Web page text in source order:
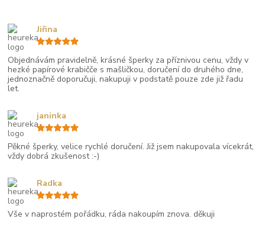
Objednávám pravidelně, krásné šperky za příznivou cenu, vždy v
hezké papírové krabičče s mašličkou, doručení do druhého dne,
jednoznačně doporučuji, nakupuji v podstatě pouze zde již řadu
let.
Jiřina
Pěkné šperky, velice rychlé doručení. Již jsem nakupovala vícekrát,
vždy dobrá zkušenost :-)
janinka
Vše v naprostém pořádku, ráda nakoupím znova. děkuji
Radka